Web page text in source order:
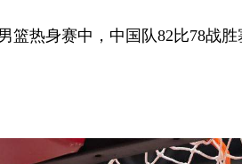
热身赛中，中国队82比78战胜